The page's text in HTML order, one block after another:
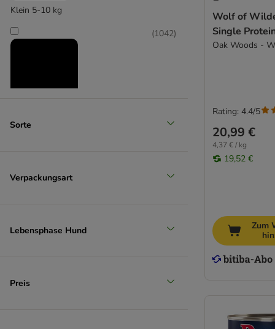
Smølke
Yarrah
Getreidefreies Hundefutter
Probierpakete Nassfutter
Klein 5-10 kg
(1042)
Sorte
Verpackungsart
Lebensphase Hund
Preis
Wolf of
Single
Oak Woods -
20,99 €
4,37 € / kg
19,52 €
Rating: 4.4/5
Zum